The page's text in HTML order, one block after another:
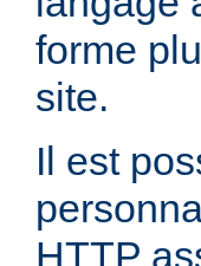
forme
site.
Il est
HTTP